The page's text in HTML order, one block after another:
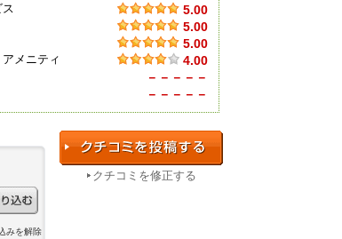
5.00
5.00
5.00
メニティ 4.00
－－－－－
－－－－－
みを解除
クチコミを修正する